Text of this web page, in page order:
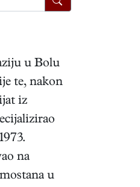
u Bolu
te, nakon
iz
na
u